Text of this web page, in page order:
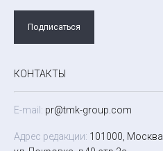
Подписаться
КОНТАКТЫ
E-mail: pr@tmk-group.com
Адрес редакции: 101000, Москва,